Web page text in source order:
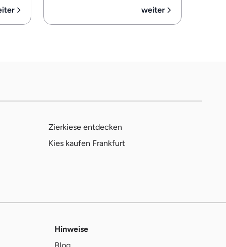
weiter
Zierkiese entdecken
Kies kaufen Frankfurt
Hinweise
Blog